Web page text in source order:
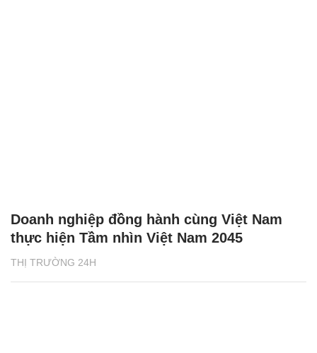
THỊ TRƯỜNG 24H
Doanh nghiệp đồng hành cùng Việt Nam
thực hiện Tầm nhìn Việt Nam 2045